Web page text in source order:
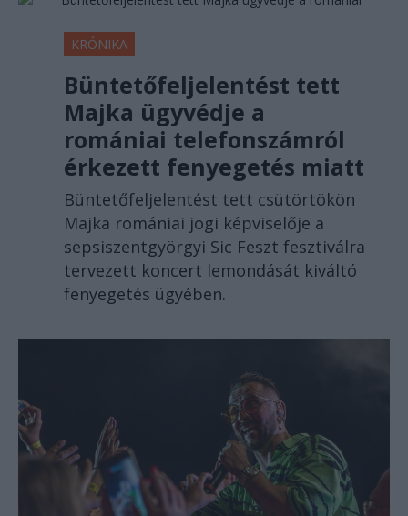
KRÓNIKA
Büntetőfeljelentést tett
Majka ügyvédje a
romániai telefonszámról
érkezett fenyegetés miatt
Büntetőfeljelentést tett csütörtökön
Majka romániai jogi képviselője a
sepsiszentgyörgyi Sic Feszt fesztiválra
tervezett koncert lemondását kiváltó
fenyegetés ügyében.